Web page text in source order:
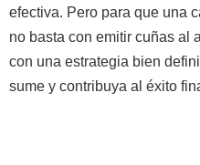
efectiva. Pero para que una
no basta con emitir cuñas al
con una estrategia bien
sume y contribuya al éxito